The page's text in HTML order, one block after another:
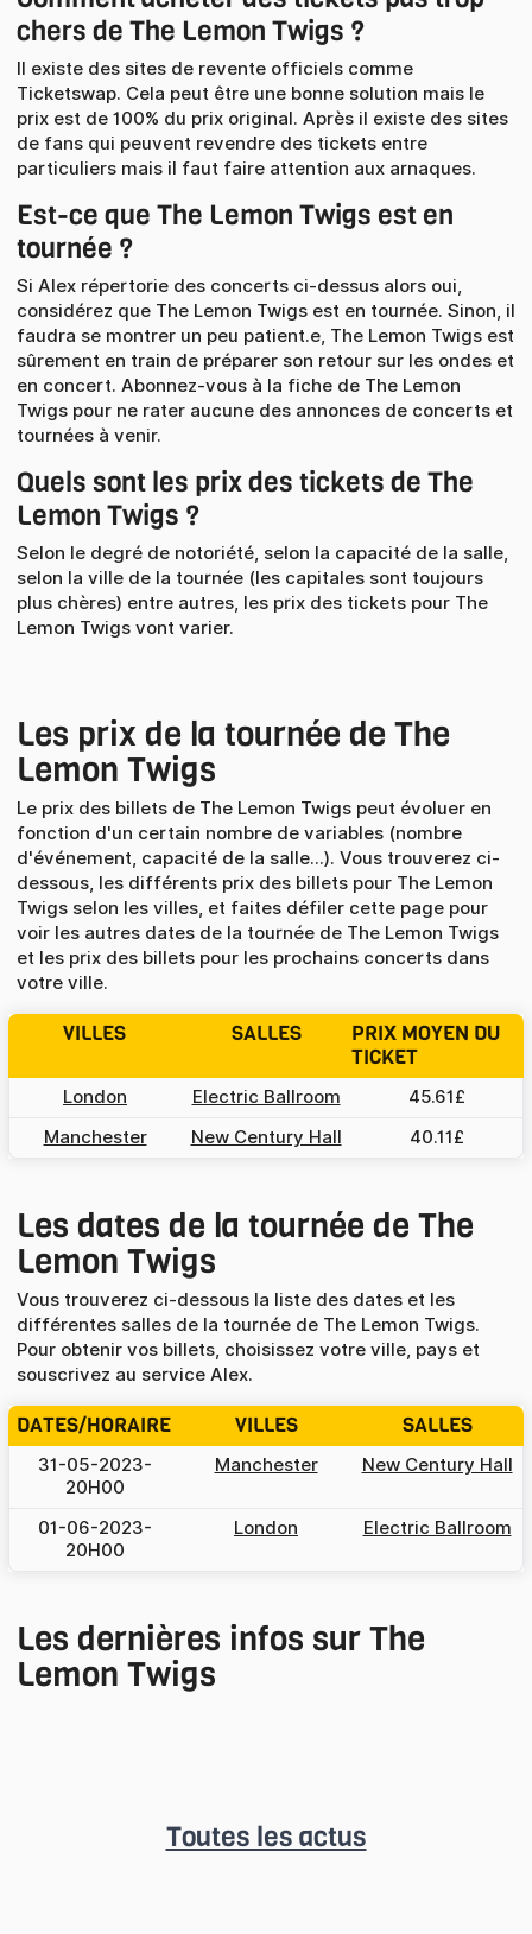
chers de The Lemon Twigs ?
Il existe des sites de revente officiels comme
Ticketswap. Cela peut être une bonne solution mais le
prix est de 100% du prix original. Après il existe des sites
de fans qui peuvent revendre des tickets entre
particuliers mais il faut faire attention aux arnaques.
Est-ce que The Lemon Twigs est en
tournée ?
Si Alex répertorie des concerts ci-dessus alors oui,
considérez que The Lemon Twigs est en tournée. Sinon, il
faudra se montrer un peu patient.e, The Lemon Twigs est
sûrement en train de préparer son retour sur les ondes et
en concert. Abonnez-vous à la fiche de The Lemon
Twigs pour ne rater aucune des annonces de concerts et
tournées à venir.
Quels sont les prix des tickets de The
Lemon Twigs ?
Selon le degré de notoriété, selon la capacité de la salle,
selon la ville de la tournée (les capitales sont toujours
plus chères) entre autres, les prix des tickets pour The
Lemon Twigs vont varier.
Les prix de la tournée de The
Lemon Twigs
Le prix des billets de The Lemon Twigs peut évoluer en
fonction d'un certain nombre de variables (nombre
d'événement, capacité de la salle...). Vous trouverez ci-
dessous, les différents prix des billets pour The Lemon
Twigs selon les villes, et faites défiler cette page pour
voir les autres dates de la tournée de The Lemon Twigs
et les prix des billets pour les prochains concerts dans
votre ville.
VILLES SALLES
PRIX MOYEN DU
TICKET
London Electric Ballroom
45.61£
Manchester
New Century Hall 40.11£
Les dates de la tournée de The
Lemon Twigs
Vous trouverez ci-dessous la liste des dates et les
différentes salles de la tournée de The Lemon Twigs.
Pour obtenir vos billets, choisissez votre ville, pays et
souscrivez au service Alex.
DATES/HORAIRE VILLES SALLES
31-05-2023-
20H00
Manchester New Century Hall
01-06-2023-
20H00
London Electric Ballroom
Les dernières infos sur The
Lemon Twigs
Toutes les actus